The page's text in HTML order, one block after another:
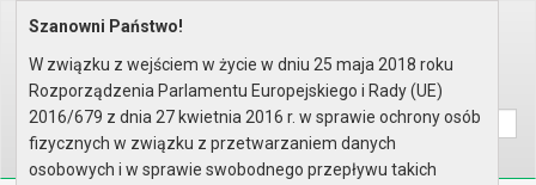
Home Prawo lokalne
Wyszukaj na stronie:
A AA
Szanowni Państwo!
W związku z wejściem w życie w dniu 25 maja 2018 roku
Rozporządzenia Parlamentu Europejskiego i Rady (UE)
2016/679 z dnia 27 kwietnia 2016 r. w sprawie ochrony osób
fizycznych w związku z przetwarzaniem danych
osobowych i w sprawie swobodnego przepływu takich